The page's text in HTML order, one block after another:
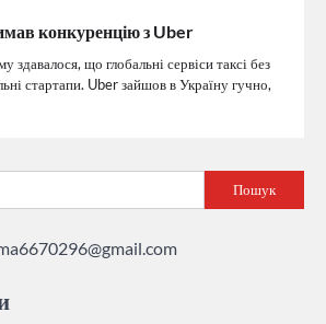
конкуренцію з Uber
здавалося, що глобальні сервіси таксі без
стартапи. Uber зайшов в Україну гучно,
Пошук